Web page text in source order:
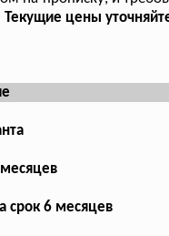
цены
срок 6 месяцев